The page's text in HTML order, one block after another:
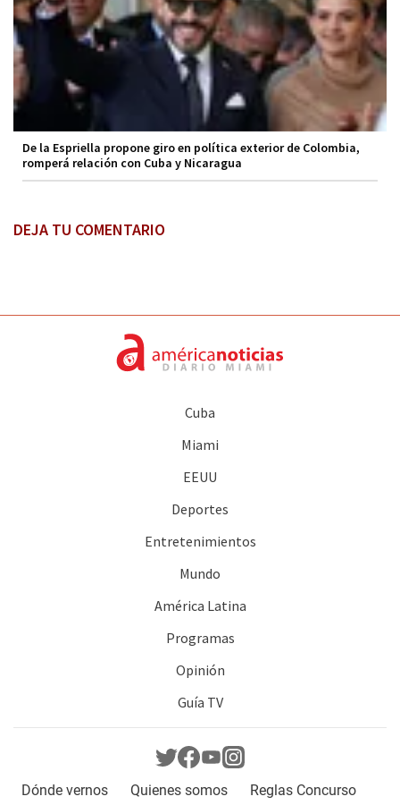
De la Espriella propone giro en política exterior de Colombia,
romperá relación con Cuba y Nicaragua
DEJA TU COMENTARIO
Cuba
Miami
EEUU
Deportes
Entretenimientos
Mundo
América Latina
Programas
Opinión
Guía TV
Dónde vernos Quienes somos Reglas Concurso